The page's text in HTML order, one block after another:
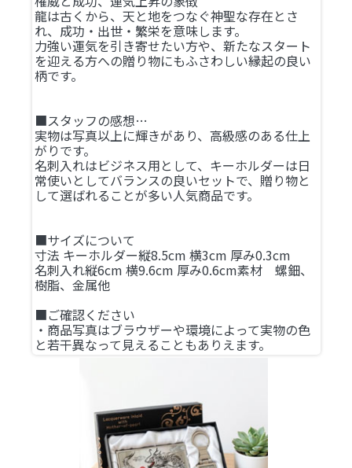
龍は古くから、天と地をつなぐ神聖な存在とさ
れ、成功・出世・繁栄を意味します。
力強い運気を引き寄せたい方や、新たなスタート
を迎える方への贈り物にもふさわしい縁起の良い
柄です。
■スタッフの感想…
実物は写真以上に輝きがあり、高級感のある仕上
がりです。
名刺入れはビジネス用として、キーホルダーは日
常使いとしてバランスの良いセットで、贈り物と
して選ばれることが多い人気商品です。
■サイズについて
寸法 キーホルダー縦8.5cm 横3cm 厚み0.3cm
名刺入れ縦6cm 横9.6cm 厚み0.6cm素材 螺鈿、
樹脂、金属他
■ご確認ください
・商品写真はブラウザーや環境によって実物の色
と若干異なって見えることもありえます。